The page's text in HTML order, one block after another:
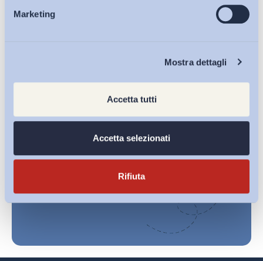
Marketing
Mostra dettagli
Accetta tutti
Accetta selezionati
Rifiuta
Eventi
Ho letto e Accetto il trattamento dei dati personali descritti